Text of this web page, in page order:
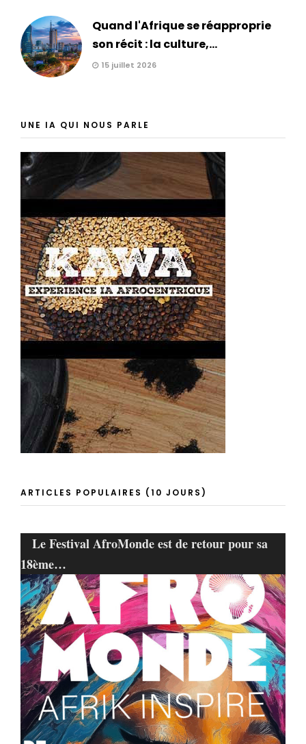
Quand l'Afrique se réapproprie
son récit : la culture,...
15 juillet 2026
UNE IA QUI NOUS PARLE
ARTICLES POPULAIRES (10 JOURS)
Le Festival AfroMonde est de retour pour sa
18ème…